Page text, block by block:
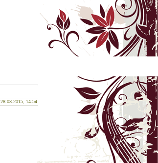
28.03.2015, 14:54